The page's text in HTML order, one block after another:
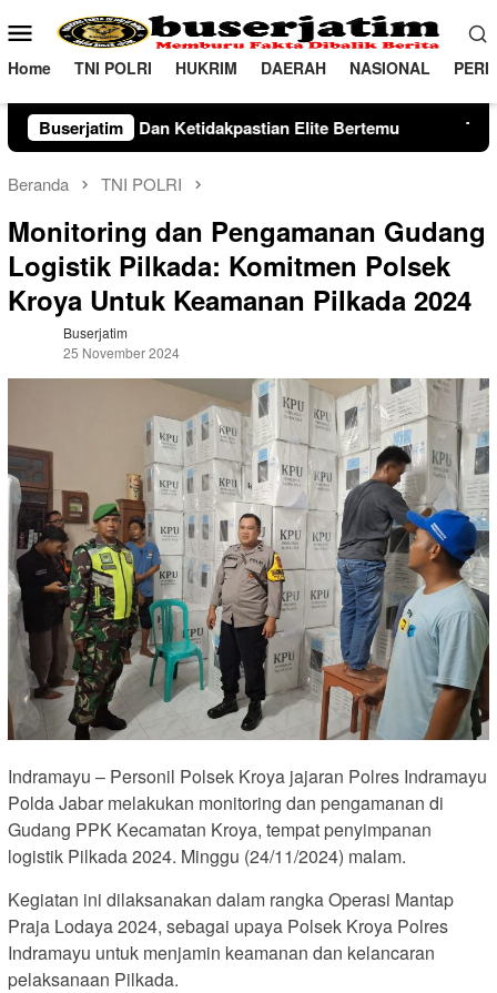
ke
konten
Menu
Mobile
Home TNI POLRI HUKRIM DAERAH NASIONAL
BuserjatimElite Bertemu TNI-Polri Kawal Pawai Seni
Beranda TNI POLRI
Monitoring dan Pengamanan Gudang
Logistik Pilkada: Komitmen Polsek
Kroya Untuk Keamanan Pilkada 2024
Buserjatim
25 November 2024
Indramayu – Personil Polsek Kroya jajaran Polres Indramayu
Polda Jabar melakukan monitoring dan pengamanan di
Gudang PPK Kecamatan Kroya, tempat penyimpanan
logistik Pilkada 2024. Minggu (24/11/2024) malam.
Kegiatan ini dilaksanakan dalam rangka Operasi Mantap
Praja Lodaya 2024, sebagai upaya Polsek Kroya Polres
Indramayu untuk menjamin keamanan dan kelancaran
pelaksanaan Pilkada.